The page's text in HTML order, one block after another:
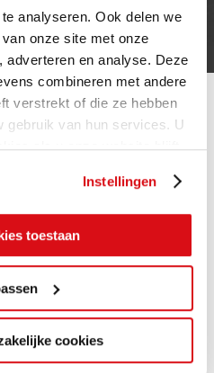
analyseren. Ook delen we
onze site met onze
adverteren en analyse. Deze
combineren met andere
verstrekt of die ze hebben
gebruik van hun services. U
als u onze website blijft
Instellingen
toestaan
cookies